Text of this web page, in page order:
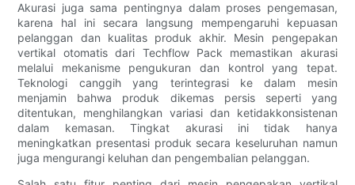
Akurasi juga sama pentingnya dalam proses pengemasan,
karena hal ini secara langsung mempengaruhi kepuasan
pelanggan dan kualitas produk akhir. Mesin pengepakan
vertikal otomatis dari Techflow Pack memastikan akurasi
melalui mekanisme pengukuran dan kontrol yang tepat.
Teknologi canggih yang terintegrasi ke dalam mesin
menjamin bahwa produk dikemas persis seperti yang
ditentukan, menghilangkan variasi dan ketidakkonsistenan
dalam kemasan. Tingkat akurasi ini tidak hanya
meningkatkan presentasi produk secara keseluruhan namun
juga mengurangi keluhan dan pengembalian pelanggan.